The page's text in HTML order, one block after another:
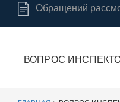
Обращений
ВОПРОС